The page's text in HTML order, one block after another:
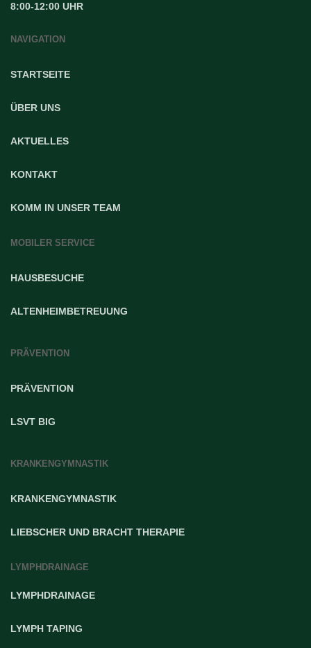
8:00-12:00 UHR
NAVIGATION
STARTSEITE
ÜBER UNS
AKTUELLES
KONTAKT
KOMM IN UNSER TEAM
MOBILER SERVICE
HAUSBESUCHE
ALTENHEIMBETREUUNG
PRÄVENTION
PRÄVENTION
LSVT BIG
KRANKENGYMNASTIK
KRANKENGYMNASTIK
LIEBSCHER UND BRACHT THERAPIE
LYMPHDRAINAGE
LYMPHDRAINAGE
LYMPH TAPING